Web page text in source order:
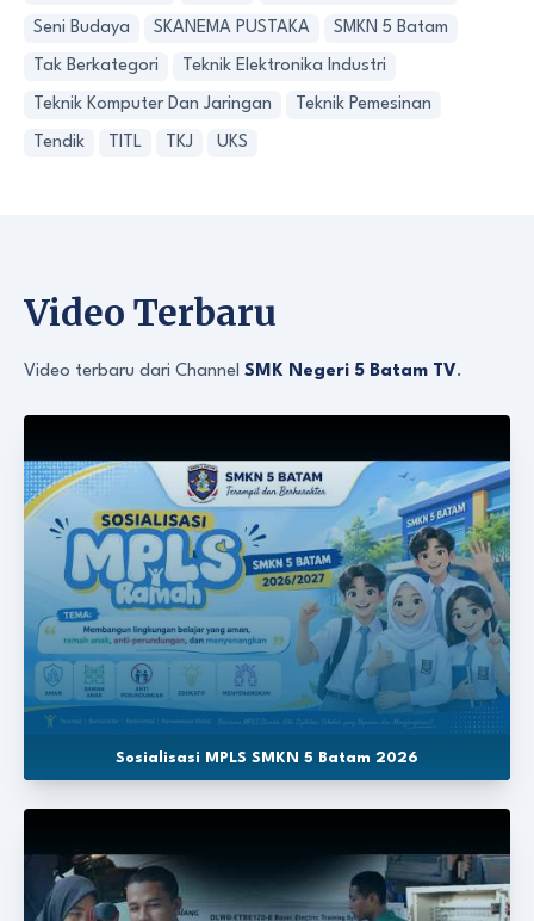
Seni Budaya SKANEMA PUSTAKA SMKN 5 Batam
Tak Berkategori Teknik Elektronika Industri
Teknik Komputer Dan Jaringan Teknik Pemesinan
Tendik TITL TKJ UKS
Video Terbaru
Video terbaru dari Channel SMK Negeri 5 Batam TV.
Sosialisasi MPLS SMKN 5 Batam 2026